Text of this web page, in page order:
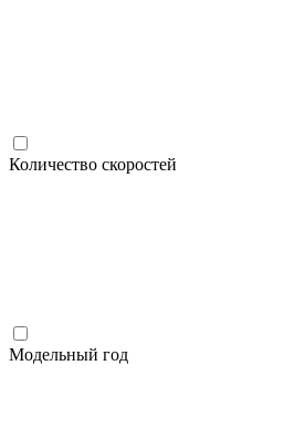
Количество скоростей
Модельный год